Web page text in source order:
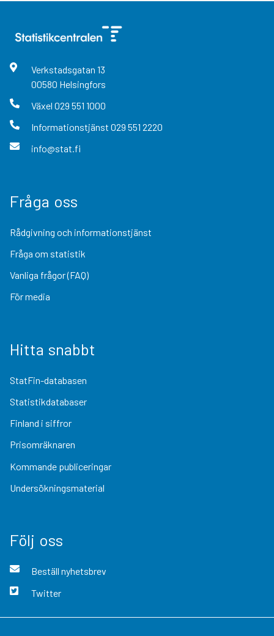
Verkstadsgatan 13
00580 Helsingfors
Växel 029 551 1000
Informationstjänst 029 551 2220
info@stat.fi
Fråga oss
Rådgivning och informationstjänst
Fråga om statistik
Vanliga frågor (FAQ)
För media
Hitta snabbt
StatFin-databasen
Statistikdatabaser
Finland i siffror
Prisomräknaren
Kommande publiceringar
Undersökningsmaterial
Följ oss
Beställ nyhetsbrev
Twitter